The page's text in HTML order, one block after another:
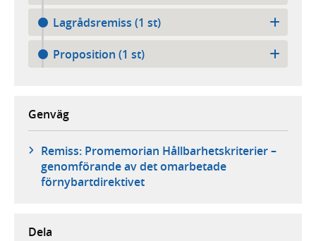
Lagrådsremiss (1 st)
Proposition (1 st)
Genväg
Remiss: Promemorian Hållbarhetskriterier –
genomförande av det omarbetade
förnybartdirektivet
Dela